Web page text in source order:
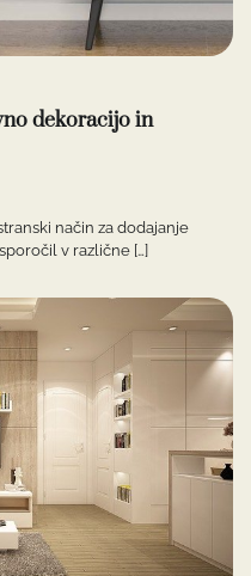
dekoracijo in
način za dodajanje
v različne […]